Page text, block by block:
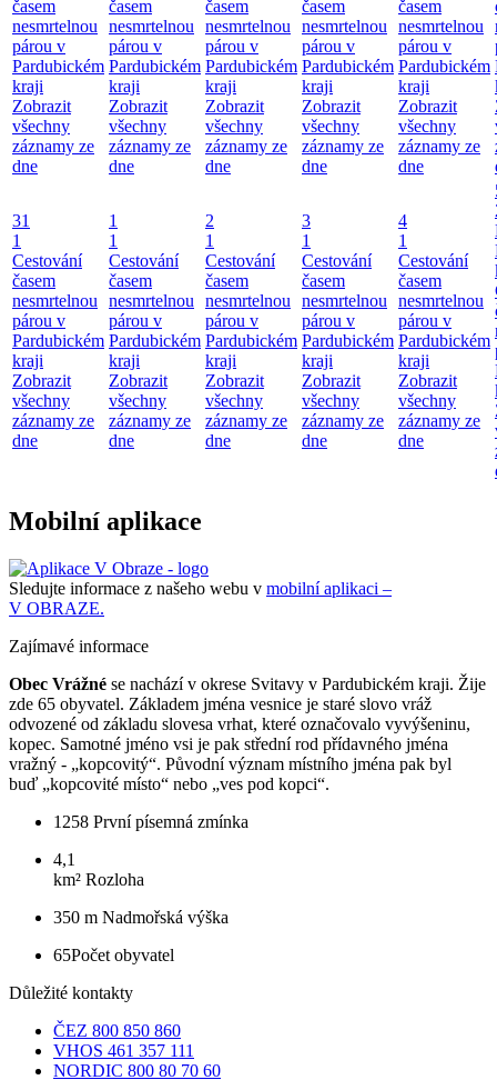
časem
nesmrtelnou
párou v
Pardubickém
kraji
Zobrazit
všechny
záznamy ze
dne
časem
nesmrtelnou
párou v
Pardubickém
kraji
Zobrazit
všechny
záznamy ze
dne
časem
nesmrtelnou
párou v
Pardubickém
kraji
Zobrazit
všechny
záznamy ze
dne
časem
nesmrtelnou
párou v
Pardubickém
kraji
Zobrazit
všechny
záznamy ze
dne
časem
nesmrtelnou
párou v
Pardubickém
kraji
Zobrazit
všechny
záznamy ze
dne
31
1
Cestování
časem
nesmrtelnou
párou v
Pardubickém
kraji
Zobrazit
všechny
záznamy ze
dne
1
1
Cestování
časem
nesmrtelnou
párou v
Pardubickém
kraji
Zobrazit
všechny
záznamy ze
dne
2
1
Cestování
časem
nesmrtelnou
párou v
Pardubickém
kraji
Zobrazit
všechny
záznamy ze
dne
3
1
Cestování
časem
nesmrtelnou
párou v
Pardubickém
kraji
Zobrazit
všechny
záznamy ze
dne
4
1
Cestování
časem
nesmrtelnou
párou v
Pardubickém
kraji
Zobrazit
všechny
záznamy ze
dne
Mobilní aplikace
Sledujte informace z našeho webu v mobilní aplikaci –
V OBRAZE.
Zajímavé informace
Obec Vrážné se nachází v okrese Svitavy v Pardubickém kraji. Žije
zde 65 obyvatel. Základem jména vesnice je staré slovo vráž
odvozené od základu slovesa vrhat, které označovalo vyvýšeninu,
kopec. Samotné jméno vsi je pak střední rod přídavného jména
vražný - „kopcovitý“. Původní význam místního jména pak byl
buď „kopcovité místo“ nebo „ves pod kopci“.
1258 První písemná zmínka
4,1
km² Rozloha
350 m Nadmořská výška
65Počet obyvatel
Důležité kontakty
ČEZ 800 850 860
VHOS 461 357 111
NORDIC 800 80 70 60